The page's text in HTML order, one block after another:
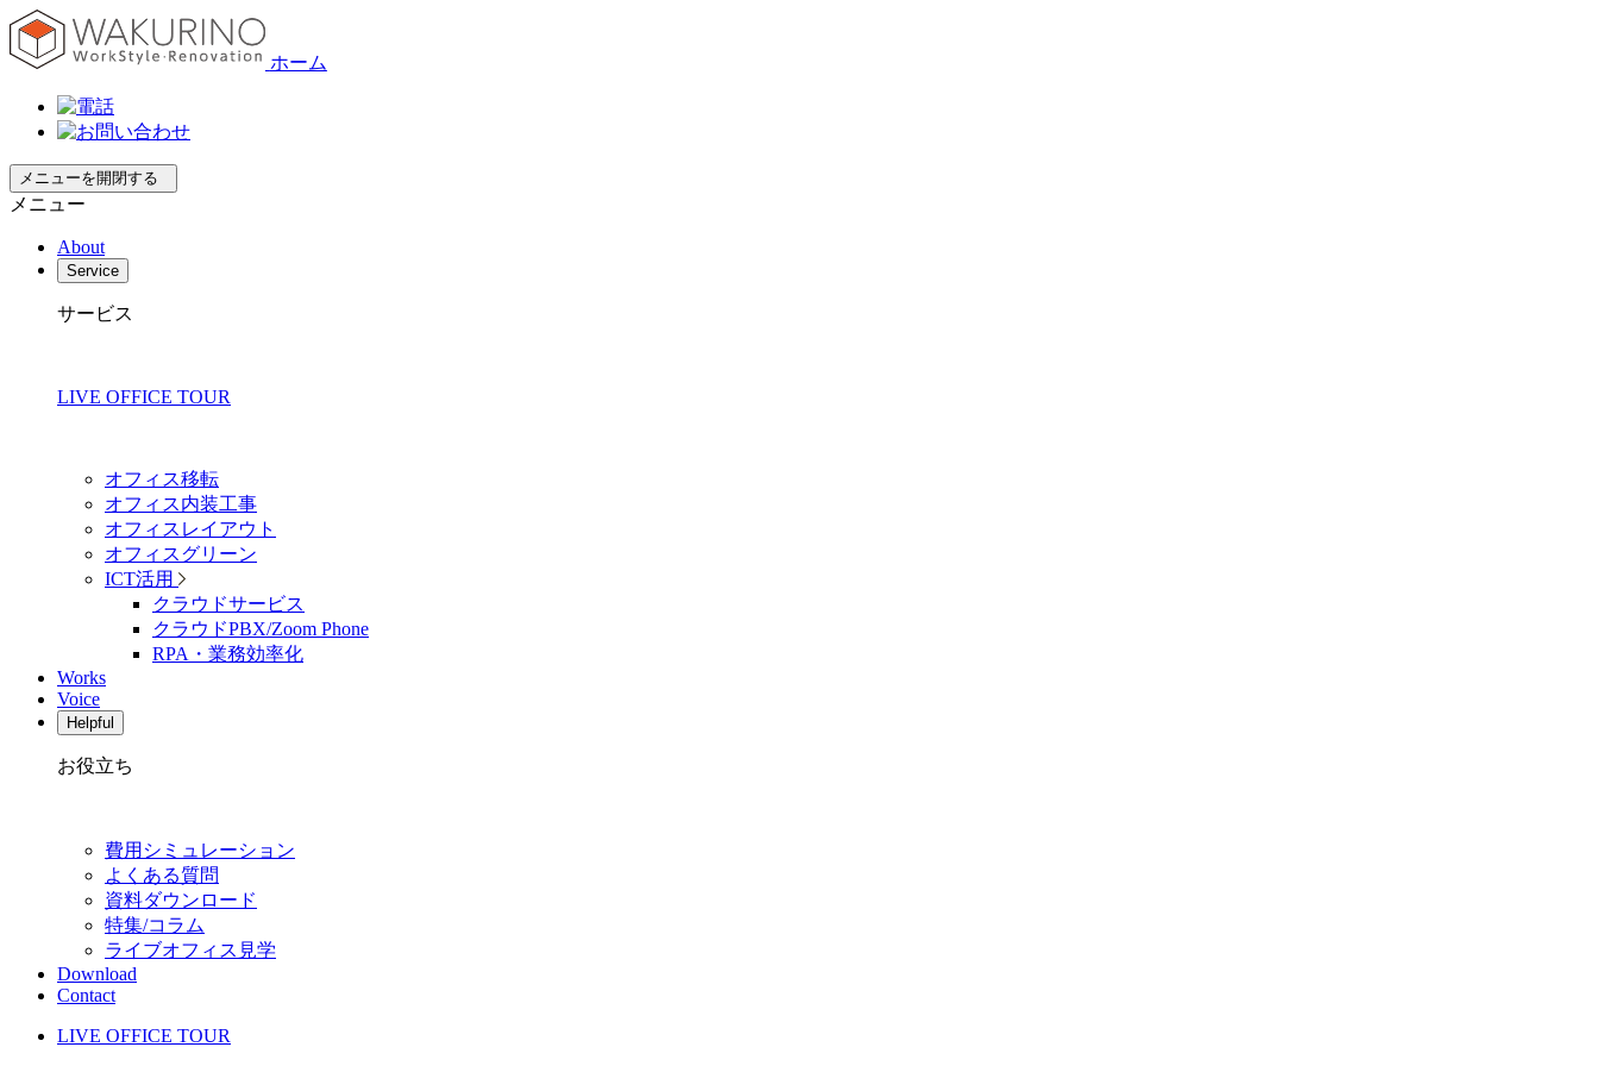
ホーム
メニューを開閉する
メニュー
About
Service
サービス
LIVE OFFICE TOUR
オフィス移転
オフィス内装工事
オフィスレイアウト
オフィスグリーン
ICT活用
クラウドサービス
クラウドPBX/Zoom Phone
RPA・業務効率化
Works
Voice
Helpful
お役立ち
費用シミュレーション
よくある質問
資料ダウンロード
特集/コラム
ライブオフィス見学
Download
Contact
LIVE OFFICE TOUR